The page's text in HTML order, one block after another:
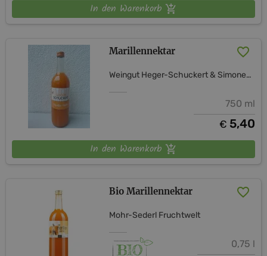
In den Warenkorb
Marillennektar
Weingut Heger-Schuckert & Simones Essigmanufaktur
750 ml
€ 5,40
In den Warenkorb
Bio Marillennektar
Mohr-Sederl Fruchtwelt
0,75 l